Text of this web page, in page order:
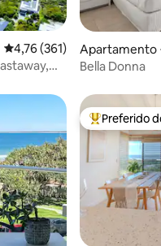
4,76 de uma avaliação
4,76 (361)
Apartamento
ht
Bella Donna
hóspedes Entre os
Preferido